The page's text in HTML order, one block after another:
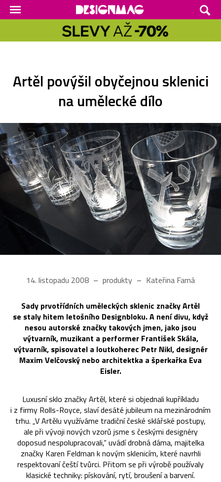
Artěl povýšil obyčejnou sklenici
na umělecké dílo
14. listopadu 2008 produkty Kateřina Farná
Sady prvotřídních uměleckých sklenic značky Artěl
se staly hitem letošního Designbloku. A není divu, když
nesou autorské značky takových jmen, jako jsou
výtvarník, muzikant a performer František Skála,
výtvarník, spisovatel a loutkoherec Petr Nikl, designér
Maxim Velčovský nebo architektka a šperkařka Eva
Eisler.
Luxusní sklo značky Artěl, které si objednali kupříkladu
i z firmy Rolls-Royce, slaví desáté jubileum na mezinárodním
trhu. „V Artělu využíváme tradiční české sklářské postupy,
ale při vývoji nových vzorů jsme s českými designéry
doposud nespolupracovali,“ uvádí drobná dáma, majitelka
značky Karen Feldman k novým sklenicím, které navrhli
respektovaní čeští tvůrci. Přitom se při výrobě používaly
klasické techniky: pískování, rytí, broušení a barvení.